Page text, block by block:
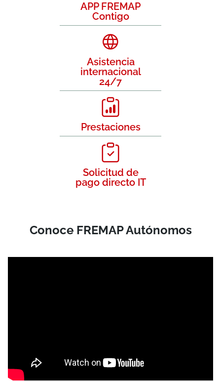
APP FREMAP
Contigo
Asistencia
internacional
24/7
Prestaciones
Solicitud de
pago directo IT
Conoce FREMAP Autónomos